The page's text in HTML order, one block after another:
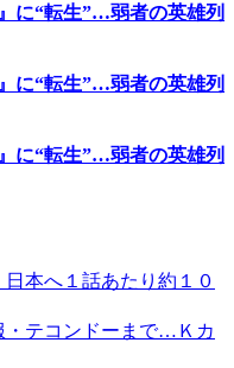
に“転生”…弱者の英雄列
に“転生”…弱者の英雄列
に“転生”…弱者の英雄列
本へ１話あたり約１０
・テコンドーまで…Ｋカ